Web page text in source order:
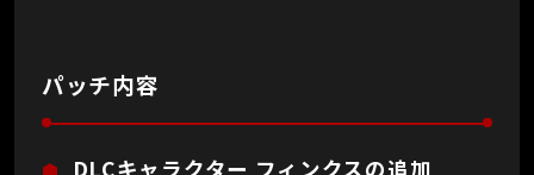
パッチ内容
DLCキャラクター フィンクスの追加